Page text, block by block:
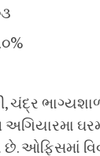
ચંદ્ર
ઓફિસમાં